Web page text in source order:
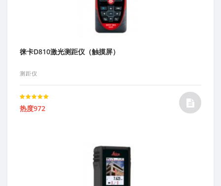
徕卡D810激光测距仪（触摸屏）
测距仪
Rated
5.00out of 5
热度972